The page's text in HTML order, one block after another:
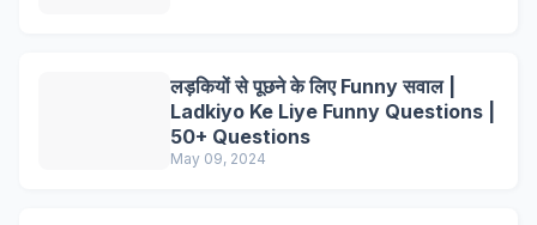
लड़कियों से पूछने के लिए Funny सवाल |
Ladkiyo Ke Liye Funny Questions |
50+ Questions
May 09, 2024